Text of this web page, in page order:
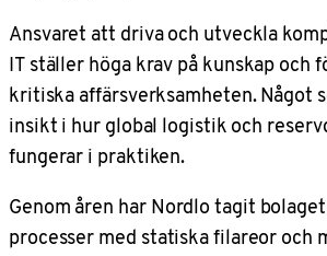
Ansvaret att driva och utveckla
IT ställer höga krav på kunskap och
kritiska affärsverksamheten. Något
insikt i hur global logistik och
fungerar i praktiken.
Genom åren har Nordlo tagit
processer med statiska filareor och